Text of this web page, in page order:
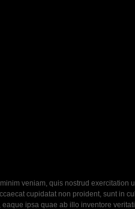
veniam, quis nostrud exercitation
cupidatat non proident, sunt in
ipsa quae ab illo inventore